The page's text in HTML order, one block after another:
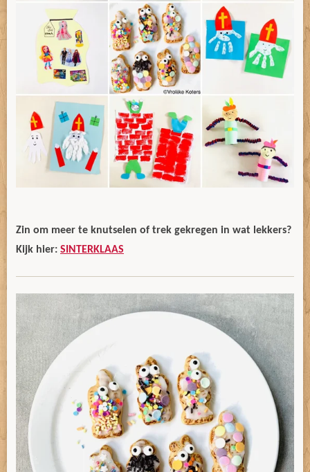
Zin om meer te knutselen of trek gekregen in wat lekkers?
Kijk hier: SINTERKLAAS